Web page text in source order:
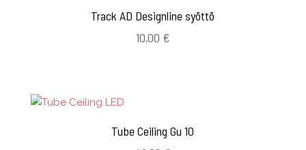
Track AD Designline syöttö
10,00 €
Tube Ceiling Gu 10